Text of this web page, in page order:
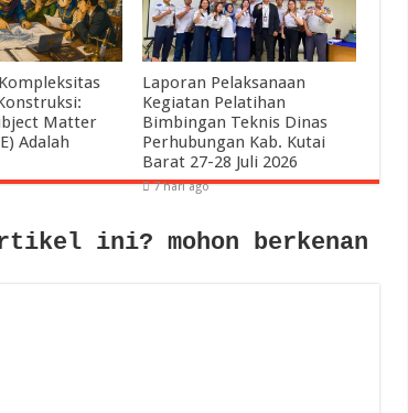
Matter
Adalah
Laporan Pelaksanaan
Kegiatan Pelatihan
Bimbingan Teknis Dinas
Perhubungan Kab. Kutai
Barat 27-28 Juli 2026
7 hari ago
ini? mohon berkenan